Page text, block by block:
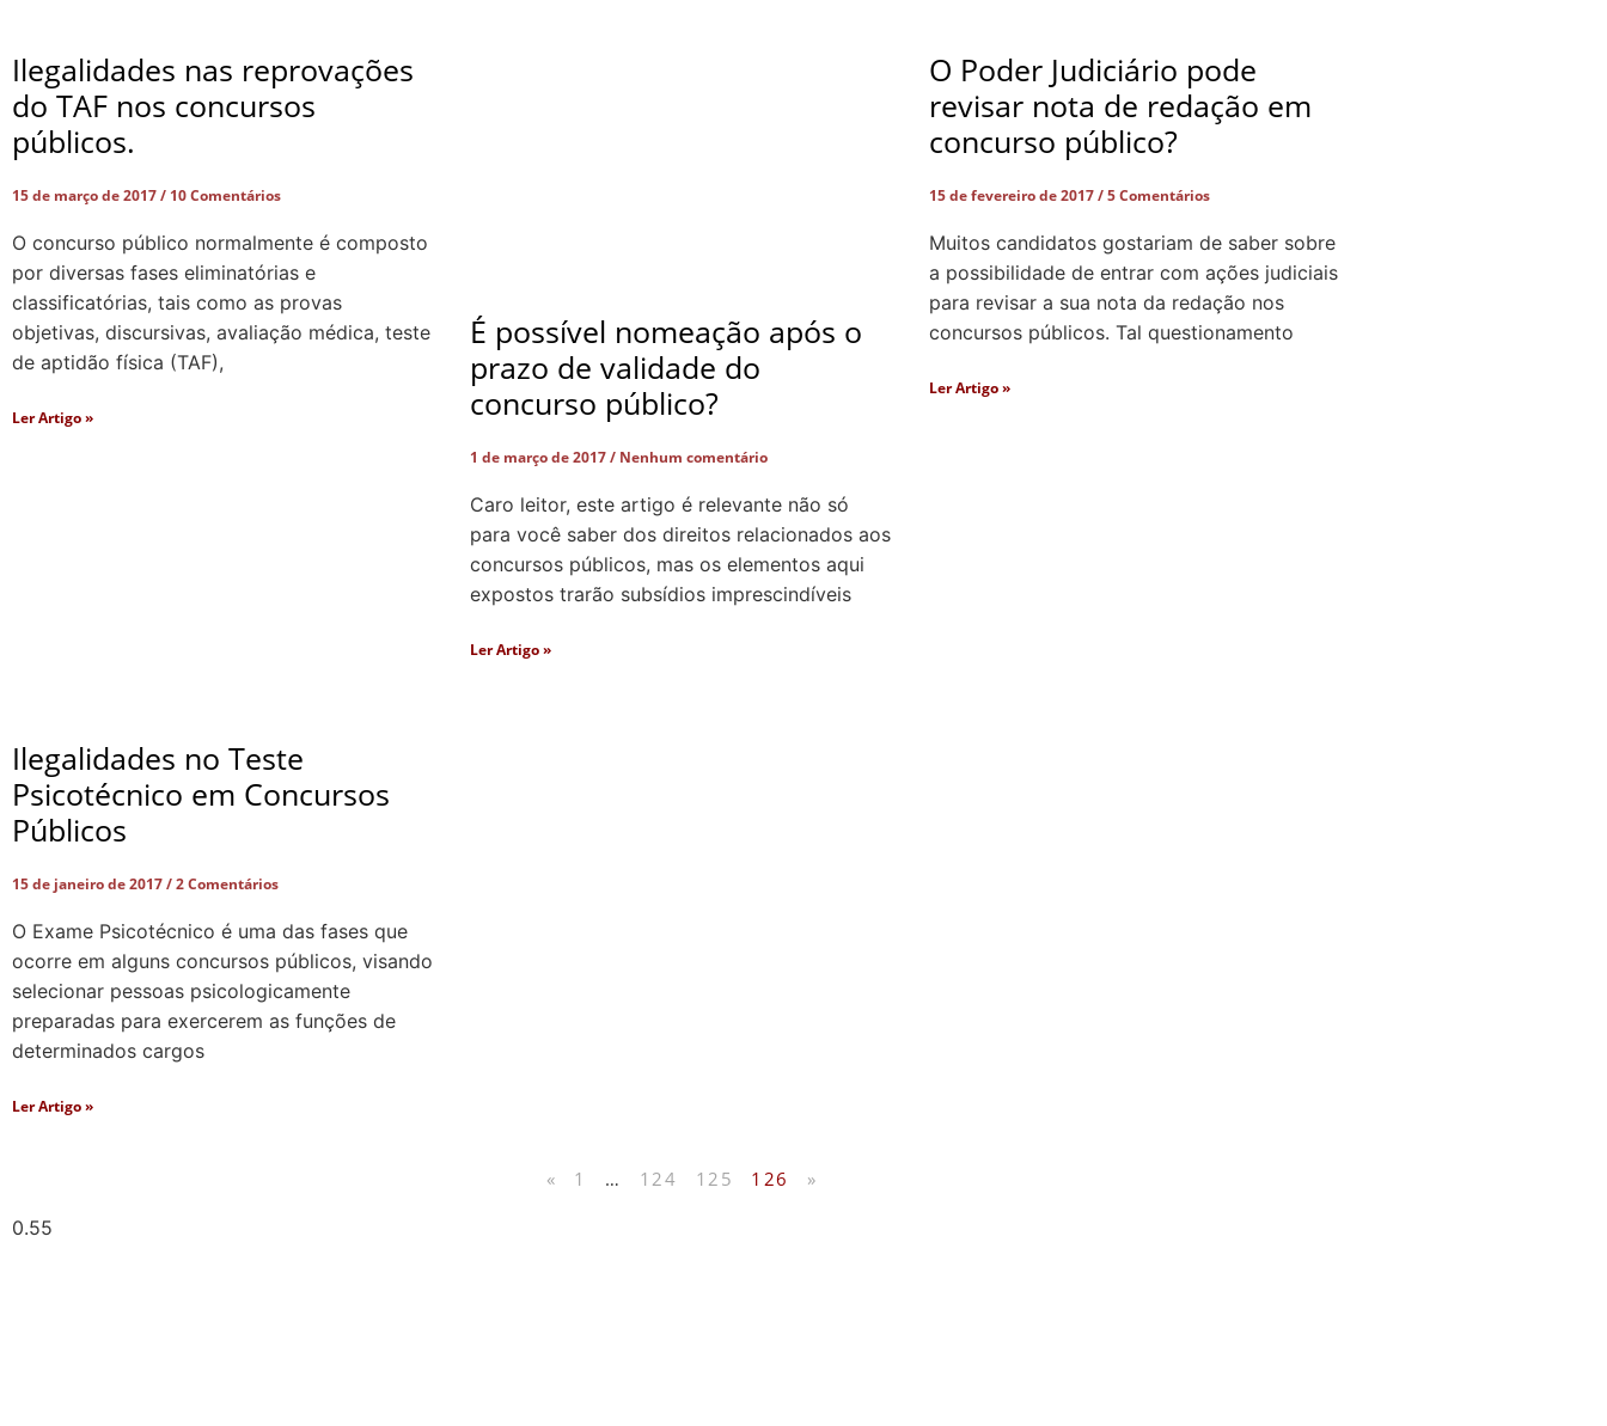
Ilegalidades nas reprovações
do TAF nos concursos
públicos.
15 de março de 2017 10 Comentários
O concurso público normalmente é composto
por diversas fases eliminatórias e
classificatórias, tais como as provas
objetivas, discursivas, avaliação médica, teste
de aptidão física (TAF),
Ler Artigo »
É possível nomeação após o
prazo de validade do
concurso público?
1 de março de 2017 Nenhum comentário
Caro leitor, este artigo é relevante não só
para você saber dos direitos relacionados aos
concursos públicos, mas os elementos aqui
expostos trarão subsídios imprescindíveis
Ler Artigo »
O Poder Judiciário pode
revisar nota de redação em
concurso público?
15 de fevereiro de 2017 5 Comentários
Muitos candidatos gostariam de saber sobre
a possibilidade de entrar com ações judiciais
para revisar a sua nota da redação nos
concursos públicos. Tal questionamento
Ler Artigo »
Ilegalidades no Teste
Psicotécnico em Concursos
Públicos
15 de janeiro de 2017 2 Comentários
O Exame Psicotécnico é uma das fases que
ocorre em alguns concursos públicos, visando
selecionar pessoas psicologicamente
preparadas para exercerem as funções de
determinados cargos
Ler Artigo »
« 1 … 124 125 126 »